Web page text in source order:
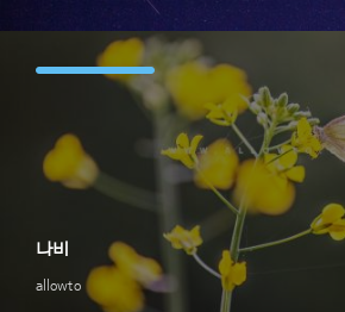
allowto
나비